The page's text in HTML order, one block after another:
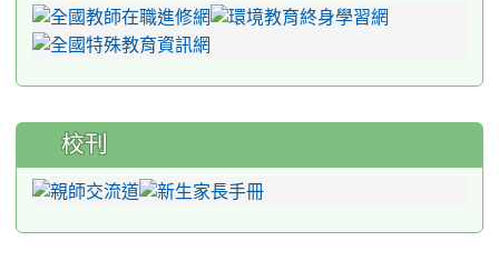
校刊